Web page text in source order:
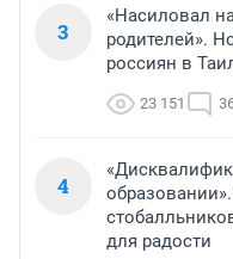
3
«Насиловал
родителей».
россиян в
23 151
4
для радости